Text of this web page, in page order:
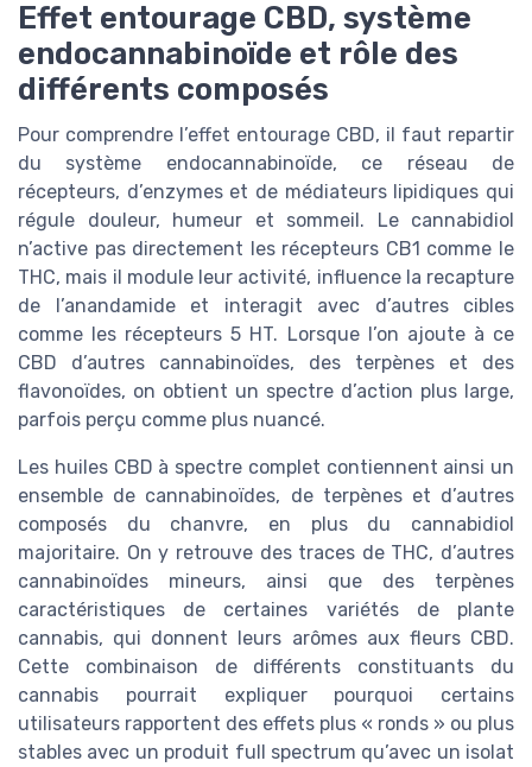
Effet entourage CBD, système
endocannabinoïde et rôle des
différents composés
Pour comprendre l’effet entourage CBD, il faut repartir
du système endocannabinoïde, ce réseau de
récepteurs, d’enzymes et de médiateurs lipidiques qui
régule douleur, humeur et sommeil. Le cannabidiol
n’active pas directement les récepteurs CB1 comme le
THC, mais il module leur activité, influence la recapture
de l’anandamide et interagit avec d’autres cibles
comme les récepteurs 5 HT. Lorsque l’on ajoute à ce
CBD d’autres cannabinoïdes, des terpènes et des
flavonoïdes, on obtient un spectre d’action plus large,
parfois perçu comme plus nuancé.
Les huiles CBD à spectre complet contiennent ainsi un
ensemble de cannabinoïdes, de terpènes et d’autres
composés du chanvre, en plus du cannabidiol
majoritaire. On y retrouve des traces de THC, d’autres
cannabinoïdes mineurs, ainsi que des terpènes
caractéristiques de certaines variétés de plante
cannabis, qui donnent leurs arômes aux fleurs CBD.
Cette combinaison de différents constituants du
cannabis pourrait expliquer pourquoi certains
utilisateurs rapportent des effets plus « ronds » ou plus
stables avec un produit full spectrum qu’avec un isolat